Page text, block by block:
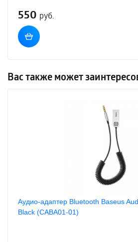
550 руб.
Вас также может
Аудио-адаптер Bluetooth Baseus
Black (CABA01-01)